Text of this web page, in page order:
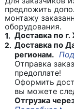
предложить
монтажу
оборудования.
1. Доставка по г.
2. Доставка по
регионам.
Отправка
предоплате!
Оформить
вы можете
Отгрузка